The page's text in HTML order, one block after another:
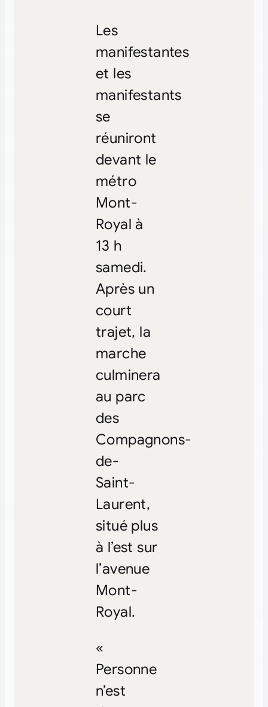
Les
manifestantes
et les
manifestants
se
réuniront
devant le
métro
Mont-
Royal à
13 h
samedi.
Après un
court
trajet, la
marche
culminera
au parc
des
Compagnons-
de-
Saint-
Laurent,
situé plus
à l’est sur
l’avenue
Mont-
Royal.
«
Personne
n’est